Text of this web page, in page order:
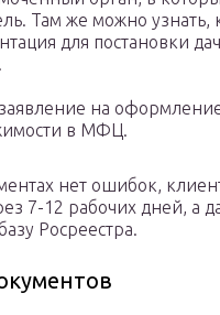
Там же можно узнать,
для постановки
на
в МФЦ.
нет ошибок,
7-12 рабочих дней, а
Росреестра.